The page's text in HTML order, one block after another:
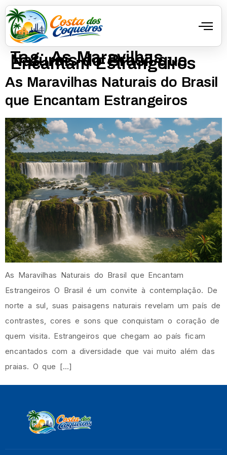
Tag:As Maravilhas
Naturais do Brasil que
Encantam Estrangeiros
As Maravilhas Naturais do Brasil
que Encantam Estrangeiros
As Maravilhas Naturais do Brasil que Encantam
Estrangeiros O Brasil é um convite à contemplação. De
norte a sul, suas paisagens naturais revelam um país de
contrastes, cores e sons que conquistam o coração de
quem visita. Estrangeiros que chegam ao país ficam
encantados com a diversidade que vai muito além das
praias. O que […]